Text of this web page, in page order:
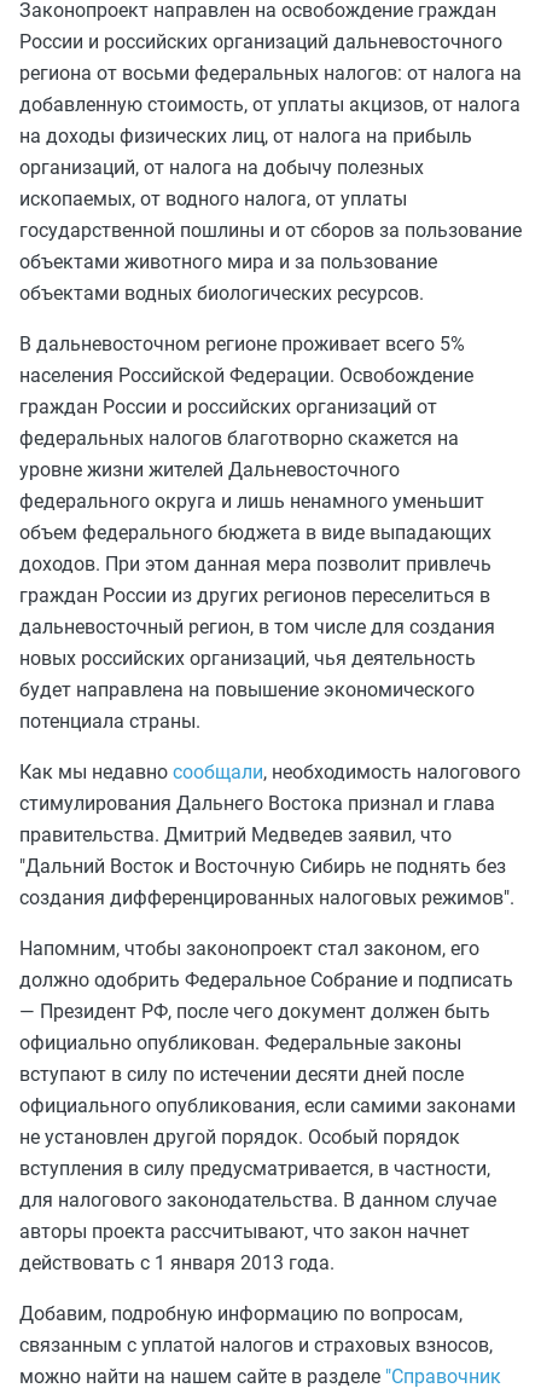
Законопроект направлен на освобождение граждан
России и российских организаций дальневосточного
региона от восьми федеральных налогов: от налога на
добавленную стоимость, от уплаты акцизов, от налога
на доходы физических лиц, от налога на прибыль
организаций, от налога на добычу полезных
ископаемых, от водного налога, от уплаты
государственной пошлины и от сборов за пользование
объектами животного мира и за пользование
объектами водных биологических ресурсов.
В дальневосточном регионе проживает всего 5%
населения Российской Федерации. Освобождение
граждан России и российских организаций от
федеральных налогов благотворно скажется на
уровне жизни жителей Дальневосточного
федерального округа и лишь ненамного уменьшит
объем федерального бюджета в виде выпадающих
доходов. При этом данная мера позволит привлечь
граждан России из других регионов переселиться в
дальневосточный регион, в том числе для создания
новых российских организаций, чья деятельность
будет направлена на повышение экономического
потенциала страны.
Как мы недавно сообщали, необходимость налогового
стимулирования Дальнего Востока признал и глава
правительства. Дмитрий Медведев заявил, что
"Дальний Восток и Восточную Сибирь не поднять без
создания дифференцированных налоговых режимов".
Напомним, чтобы законопроект стал законом, его
должно одобрить Федеральное Собрание и подписать
— Президент РФ, после чего документ должен быть
официально опубликован. Федеральные законы
вступают в силу по истечении десяти дней после
официального опубликования, если самими законами
не установлен другой порядок. Особый порядок
вступления в силу предусматривается, в частности,
для налогового законодательства. В данном случае
авторы проекта рассчитывают, что закон начнет
действовать с 1 января 2013 года.
Добавим, подробную информацию по вопросам,
связанным с уплатой налогов и страховых взносов,
можно найти на нашем сайте в разделе "Справочник